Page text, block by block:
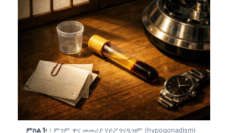
ምስል 1፡ ፣ ምንም ዋና መመሪያ ሃይፖጎናዲዝም (hypogonadism)